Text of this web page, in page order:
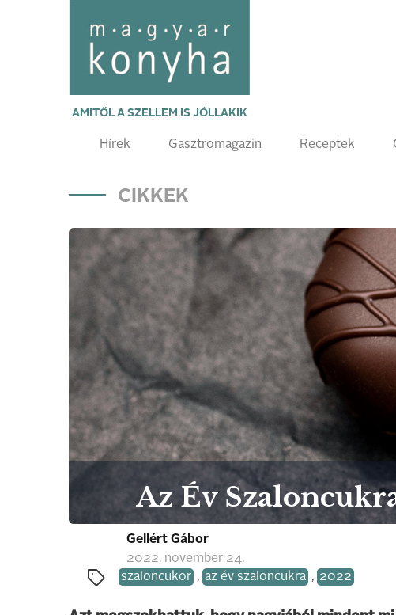
AMITŐL A SZELLEM IS JÓLLAKIK
Hírek Gasztromagazin Receptek
CIKKEK
Az Év
Gellért Gábor
2022. november 24.
szaloncukor , az év szaloncukra , 2022